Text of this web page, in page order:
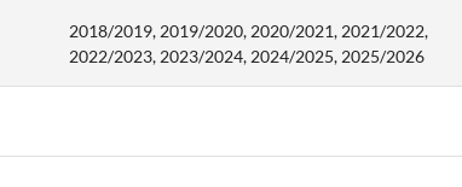
2018/2019, 2019/2020, 2020/2021, 2021/2022,
2022/2023, 2023/2024, 2024/2025, 2025/2026